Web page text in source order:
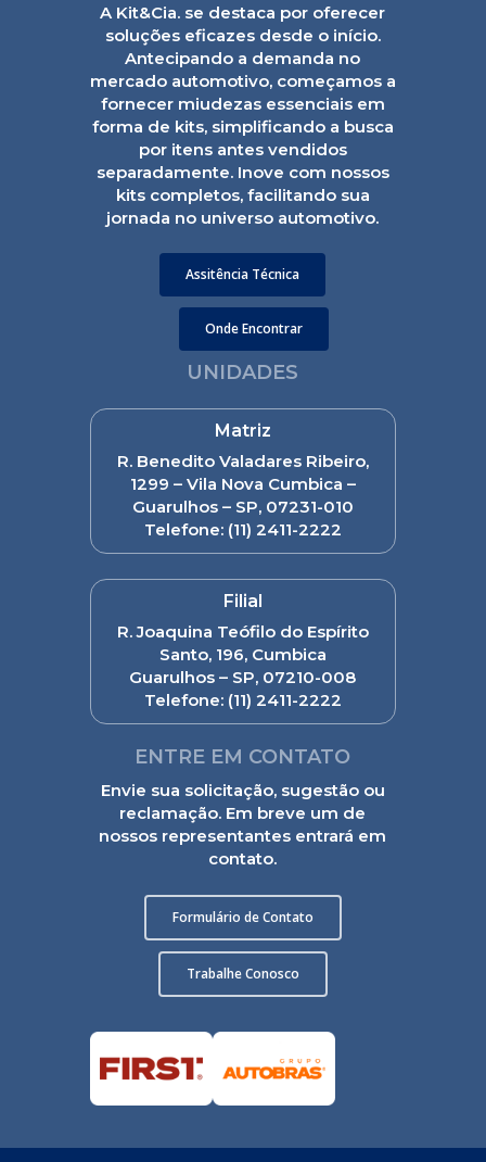
A Kit&Cia. se destaca por oferecer
soluções eficazes desde o início.
Antecipando a demanda no
mercado automotivo, começamos a
fornecer miudezas essenciais em
forma de kits, simplificando a busca
por itens antes vendidos
separadamente. Inove com nossos
kits completos, facilitando sua
jornada no universo automotivo.
Assitência Técnica
Onde Encontrar
UNIDADES
Matriz
R. Benedito Valadares Ribeiro,
1299 – Vila Nova Cumbica –
Guarulhos – SP, 07231-010
Telefone: (11) 2411-2222
Filial
R. Joaquina Teófilo do Espírito
Santo, 196, Cumbica
Guarulhos – SP, 07210-008
Telefone:(11) 2411-2222
ENTRE EM CONTATO
Envie sua solicitação, sugestão ou
reclamação. Em breve um de
nossos representantes entrará em
contato.
Formulário de Contato
Trabalhe Conosco